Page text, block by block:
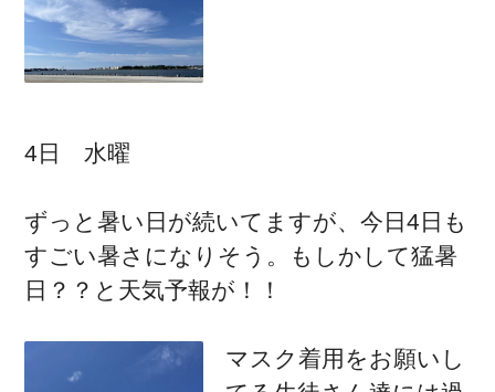
4日 水曜
ずっと暑い日が続いてますが、今日4日も
すごい暑さになりそう。もしかして猛暑
日？？と天気予報が！！
マスク着用をお願いし